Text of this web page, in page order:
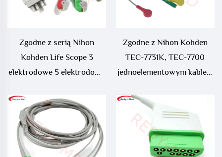
Zgodne z serią Nihon
Kohden Life Scope 3
elektrodowe 5 elektrodowe
Zgodne z Nihon Kohden
TEC-7731K, TEC-7700
jednoelementowym kablem